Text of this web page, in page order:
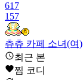
617
157
츄츄 카페 소녀(여)
616
158
최근 본
찜 코디